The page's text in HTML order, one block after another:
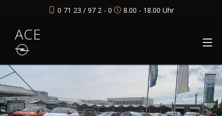
0 71 23 / 97 2 - 0 8.00 - 18.00 Uhr
ACE